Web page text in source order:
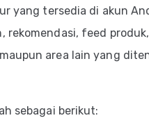
yang tersedia di akun
rekomendasi, feed
area lain yang
sebagai berikut: